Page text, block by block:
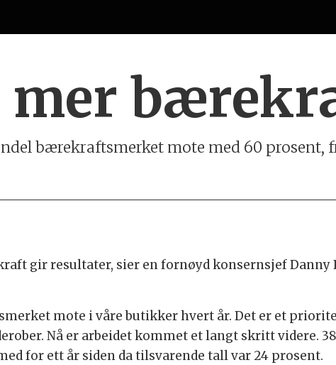
mer
bærekraftsmerket mote med 60 prosent,
gir resultater, sier en fornøyd konsernsjef Danny
mote i våre butikker hvert år. Det er et
Nå er arbeidet kommet et langt skritt videre.
for ett år siden da tilsvarende tall var 24 prosent.